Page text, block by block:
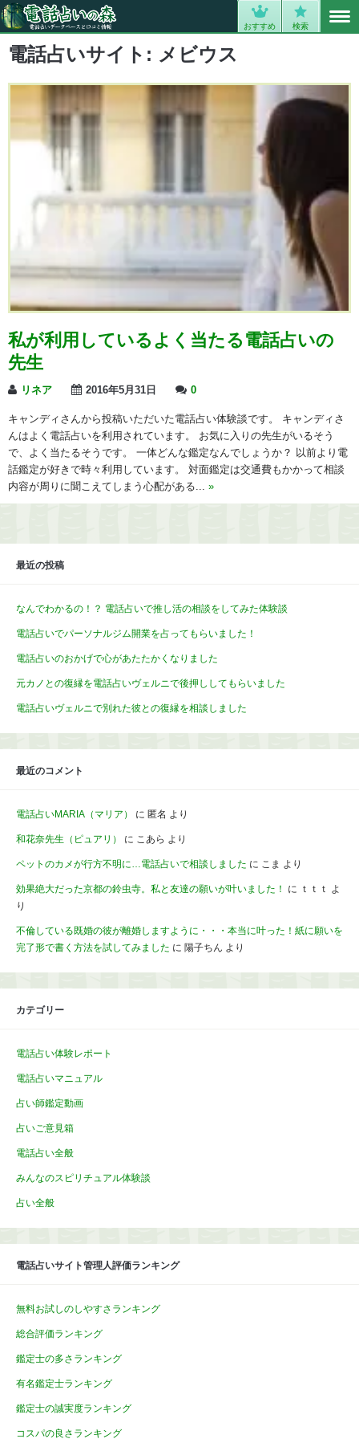
おすすめ 検索
電話占いサイト: メビウス
私が利用しているよく当たる電話占いの
先生
リネア 2016年5月31日 0
キャンディさんから投稿いただいた電話占い体験談です。 キャンディさ
んはよく電話占いを利用されています。 お気に入りの先生がいるそう
で、よく当たるそうです。 一体どんな鑑定なんでしょうか？ 以前より電
話鑑定が好きで時々利用しています。 対面鑑定は交通費もかかって相談
内容が周りに聞こえてしまう心配がある... »
最近の投稿
なんでわかるの！？ 電話占いで推し活の相談をしてみた体験談
電話占いでパーソナルジム開業を占ってもらいました！
電話占いのおかげで心があたたかくなりました
元カノとの復縁を電話占いヴェルニで後押ししてもらいました
電話占いヴェルニで別れた彼との復縁を相談しました
最近のコメント
電話占いMARIA（マリア） に 匿名 より
和花奈先生（ピュアリ） に こあら より
ペットのカメが行方不明に…電話占いで相談しました に こま より
効果絶大だった京都の鈴虫寺。私と友達の願いが叶いました！ に ｔｔｔ よ
り
不倫している既婚の彼が離婚しますように・・・本当に叶った！紙に願いを
完了形で書く方法を試してみました に 陽子ちん より
カテゴリー
電話占い体験レポート
電話占いマニュアル
占い師鑑定動画
占いご意見箱
電話占い全般
みんなのスピリチュアル体験談
占い全般
電話占いサイト管理人評価ランキング
無料お試しのしやすさランキング
総合評価ランキング
鑑定士の多さランキング
有名鑑定士ランキング
鑑定士の誠実度ランキング
コスパの良さランキング